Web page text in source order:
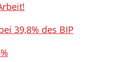
39,8% des BIP